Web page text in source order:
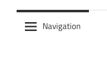
勢
Navigation